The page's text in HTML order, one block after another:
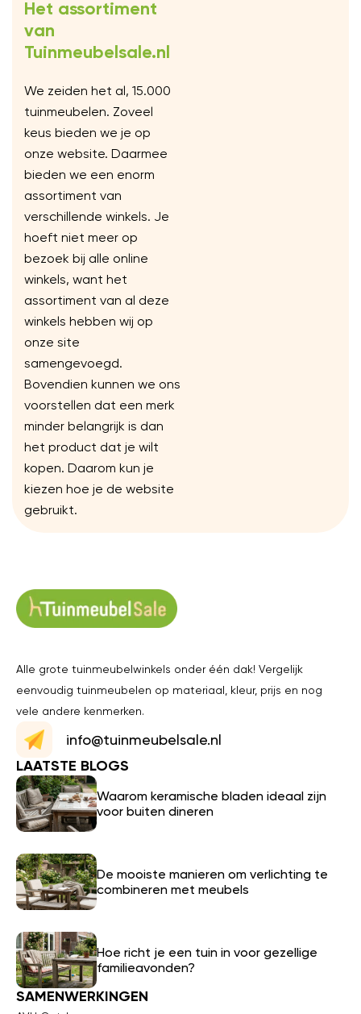
Het assortiment
van
Tuinmeubelsale.nl
We zeiden het al, 15.000
tuinmeubelen. Zoveel
keus bieden we je op
onze website. Daarmee
bieden we een enorm
assortiment van
verschillende winkels. Je
hoeft niet meer op
bezoek bij alle online
winkels, want het
assortiment van al deze
winkels hebben wij op
onze site
samengevoegd.
Bovendien kunnen we ons
voorstellen dat een merk
minder belangrijk is dan
het product dat je wilt
kopen. Daarom kun je
kiezen hoe je de website
gebruikt.
Alle grote tuinmeubelwinkels onder één dak! Vergelijk
eenvoudig tuinmeubelen op materiaal, kleur, prijs en nog
vele andere kenmerken.
info@tuinmeubelsale.nl
LAATSTE BLOGS
Waarom keramische bladen ideaal zijn
voor buiten dineren
De mooiste manieren om verlichting te
combineren met meubels
Hoe richt je een tuin in voor gezellige
familieavonden?
SAMENWERKINGEN